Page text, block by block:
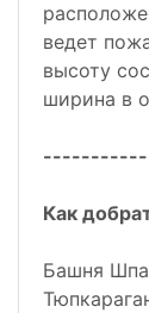
ведет
высоту
ширина в
Как
Башня